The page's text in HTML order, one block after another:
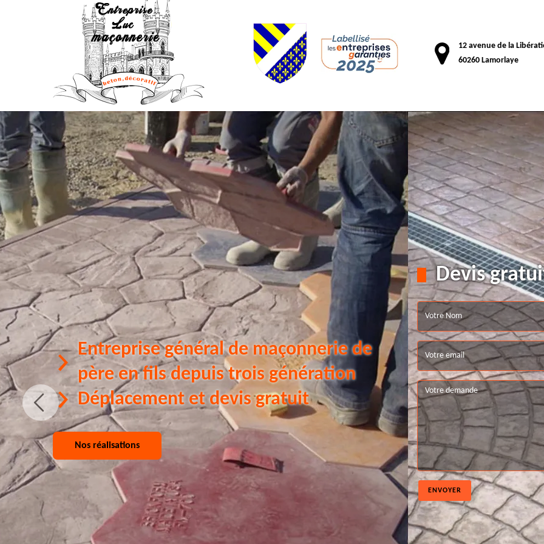
12 avenue de la
60260 Lamorlaye
Entreprise général de maçonnerie de
père en fils depuis trois génération
Déplacement et devis gratuit
Nos réalisations
Devis